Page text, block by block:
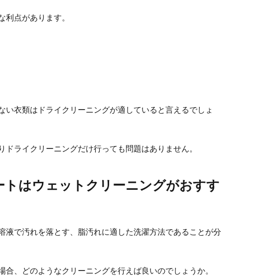
利点があります。
い衣類はドライクリーニングが適していると言えるでしょ
ライクリーニングだけ行っても問題はありません。
はウェットクリーニングがおすす
液で汚れを落とす、脂汚れに適した洗濯方法であることが分
、どのようなクリーニングを行えば良いのでしょうか。